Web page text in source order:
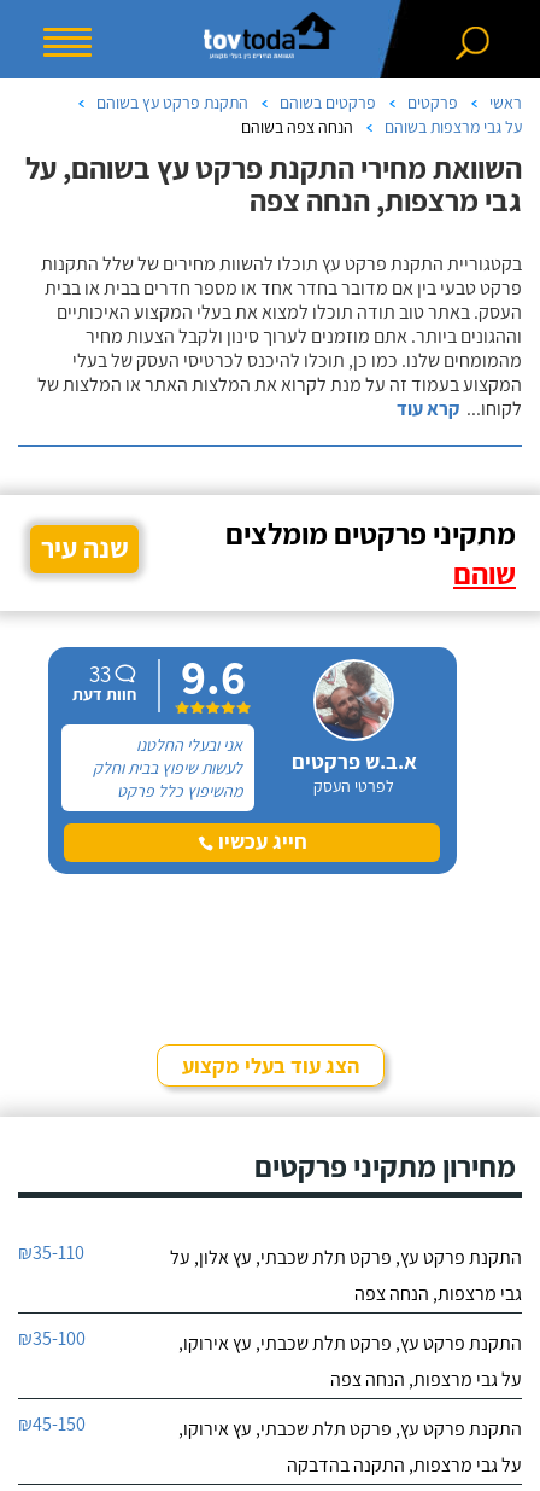
ראשי פרקטים פרקטים בשוהם
התקנת פרקט עץ בשוהם
על גבי מרצפות בשוהם
הנחה צפה בשוהם
השוואת מחירי התקנת פרקט עץ בשוהם, על
גבי מרצפות, הנחה צפה
בקטגוריית התקנת פרקט עץ תוכלו להשוות מחירים של שלל התקנות
פרקט טבעי בין אם מדובר בחדר אחד או מספר חדרים בבית או בבית
העסק. באתר טוב תודה תוכלו למצוא את בעלי המקצוע האיכותיים
וההגונים ביותר. אתם מוזמנים לערוך סינון ולקבל הצעות מחיר
מהמומחים שלנו. כמו כן, תוכלו להיכנס לכרטיסי העסק של בעלי
המקצוע בעמוד זה על מנת לקרוא את המלצות האתר או המלצות של
לקוחו... קרא עוד
מתקיני פרקטים מומלצים
שוהם
שנה עיר
א.ב.ש פרקטים
לפרטי העסק
9.6
33
חוות דעת
אני ובעלי החלטנו
לעשות שיפוץ בבית וחלק
מהשיפוץ כלל פרקט
למינציה שיותקן מעל
הריצוף (הישן) הקיים. קנינו
את הפרקט מחנות חיצונית
חייג עכשיו
הצג עוד בעלי מקצוע
מחירון מתקיני פרקטים
התקנת פרקט עץ, פרקט תלת שכבתי, עץ אלון, על
גבי מרצפות, הנחה צפה
₪35-110
התקנת פרקט עץ, פרקט תלת שכבתי, עץ אירוקו,
על גבי מרצפות, הנחה צפה
₪35-100
התקנת פרקט עץ, פרקט תלת שכבתי, עץ אירוקו,
על גבי מרצפות, התקנה בהדבקה
₪45-150